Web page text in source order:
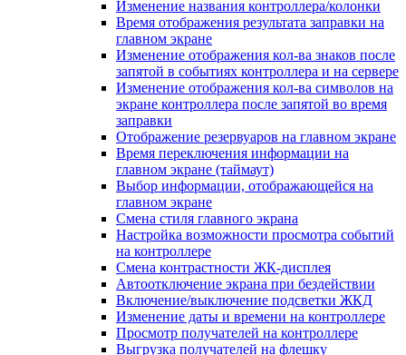
Изменение названия контроллера/колонки
Время отображения результата заправки на
главном экране
Изменение отображения кол-ва знаков после
запятой в событиях контроллера и на сервере
Изменение отображения кол-ва символов на
экране контроллера после запятой во время
заправки
Отображение резервуаров на главном экране
Время переключения информации на
главном экране (таймаут)
Выбор информации, отображающейся на
главном экране
Смена стиля главного экрана
Настройка возможности просмотра событий
на контроллере
Смена контрастности ЖК-дисплея
Автоотключение экрана при бездействии
Включение/выключение подсветки ЖКД
Изменение даты и времени на контроллере
Просмотр получателей на контроллере
Выгрузка получателей на флешку